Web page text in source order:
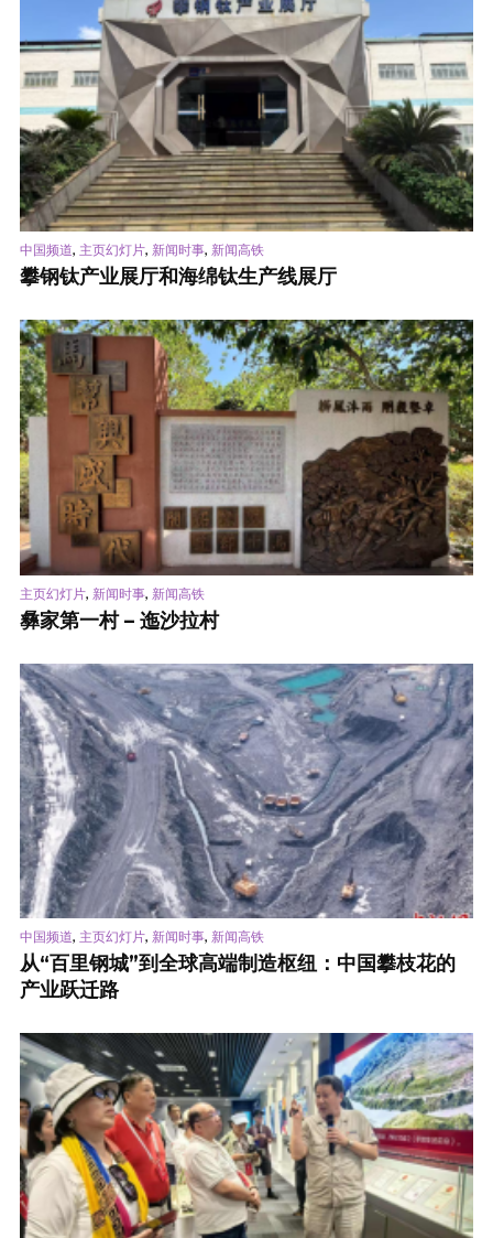
中国频道, 主页幻灯片, 新闻时事, 新闻高铁
攀钢钛产业展厅和海绵钛生产线展厅
主页幻灯片, 新闻时事, 新闻高铁
彝家第一村 – 迤沙拉村
中国频道, 主页幻灯片, 新闻时事, 新闻高铁
从“百里钢城”到全球高端制造枢纽：中国攀枝花的
产业跃迁路